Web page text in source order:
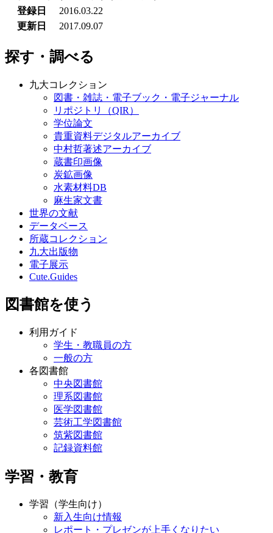
登録日
2016.03.22
更新日
2017.09.07
探す・調べる
九大コレクション
図書・雑誌・電子ブック・電子ジャーナル
リポジトリ（QIR）
学位論文
貴重資料デジタルアーカイブ
中村哲著述アーカイブ
蔵書印画像
炭鉱画像
水素材料DB
麻生家文書
世界の文献
データベース
所蔵コレクション
九大出版物
電子展示
Cute.Guides
図書館を使う
利用ガイド
学生・教職員の方
一般の方
各図書館
中央図書館
理系図書館
医学図書館
芸術工学図書館
筑紫図書館
記録資料館
学習・教育
学習（学生向け）
新入生向け情報
レポート・プレゼンが上手くなりたい